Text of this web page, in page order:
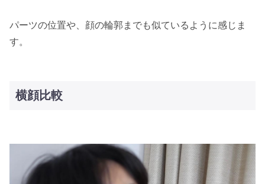
パーツの位置や、顔の輪郭までも似ているように感じま
す。
横顔比較